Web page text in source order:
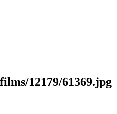
12179/61369.jpg